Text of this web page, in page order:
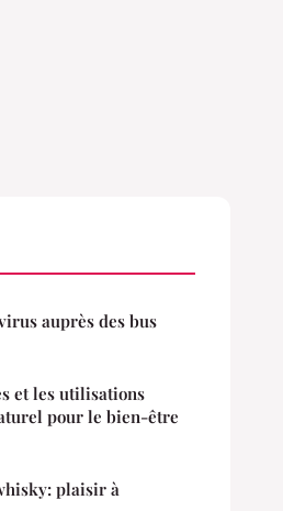
auprès des bus
et les utilisations
pour le bien-être
plaisir à